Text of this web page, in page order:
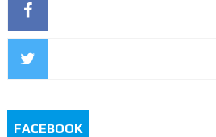
FACEBOOK